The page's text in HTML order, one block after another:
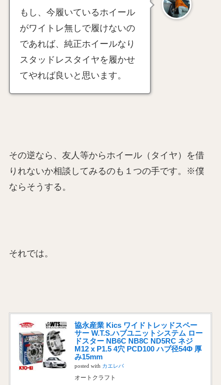
もし、今履いているホイール
がワイトレ無しで履けないの
であれば、純正ホイールなり
スタッドレスタイヤを履かせ
てやれば良いと思います。
その逆なら、友人等からホイール（タイヤ）を借
りれないか相談してみるのも１つの手です。※僕
ならそうする。
それでは。
協永産業 Kics ワイドトレッドスペー
サー W.T.S.ハブユニットシステム ロー
ドスター NB6C NB8C ND5RC ネジ
M12 x P1.5 4穴 PCD100 ハブ径54Φ 厚
み15mm
posted with カエレバ
オートクラフト